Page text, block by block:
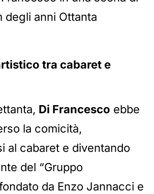
tra cabaret e
Di Francesco ebbe
la comicità,
al cabaret e diventando
del “Gruppo
da Enzo Jannacci e